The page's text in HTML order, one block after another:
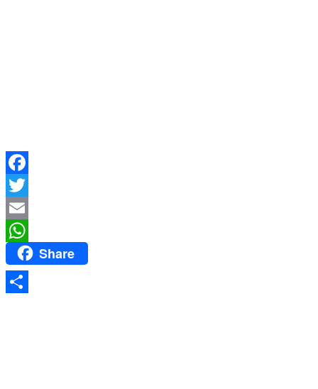
Facebook
Twitter
Email
WhatsApp
Share